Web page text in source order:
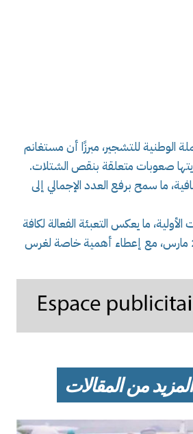
الوطنية للتشجير، مبرزًا أن مستغانم
في بدايتها صعوبات متعلقة بنقص الشتلات.
الولاية، تم توفير 80 ألف شجيرة إضافية، ما سمح برفع العدد الإجمالي إلى
فاق التوقعات الأولية، ما يعكس التعبئة الفعالة لكافة
المتدخلين. وأكد السيد الوالي أن عملية التشجير ستتواصل إلى غاية 21 مارس، مع إعطاء أهمية خاصة لغرس
المزيد من المقالات